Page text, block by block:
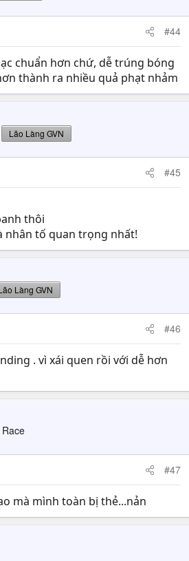
#44
chuẩn hơn chứ, dễ trúng bóng
thành ra nhiều quả phạt nhảm
Lão Làng GVN
#45
thôi
nhân tố quan trọng nhất!
Làng GVN
#46
. vì xái quen rồi với dễ hơn
#47
mà mình toàn bị thẻ...nản